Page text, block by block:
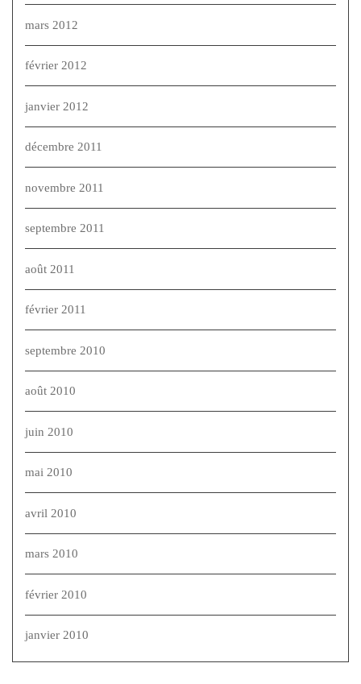
mars 2012
février 2012
janvier 2012
décembre 2011
novembre 2011
septembre 2011
août 2011
février 2011
septembre 2010
août 2010
juin 2010
mai 2010
avril 2010
mars 2010
février 2010
janvier 2010